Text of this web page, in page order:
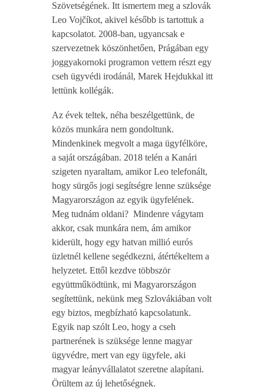
Szövetségének. Itt ismertem meg a szlovák
Leo Vojčíkot, akivel később is tartottuk a
kapcsolatot. 2008-ban, ugyancsak e
szervezetnek köszönhetően, Prágában egy
joggyakornoki programon vettem részt egy
cseh ügyvédi irodánál, Marek Hejdukkal itt
lettünk kollégák.
Az évek teltek, néha beszélgettünk, de
közös munkára nem gondoltunk.
Mindenkinek megvolt a maga ügyfélköre,
a saját országában. 2018 telén a Kanári
szigeten nyaraltam, amikor Leo telefonált,
hogy sürgős jogi segítségre lenne szüksége
Magyarországon az egyik ügyfelének.
Meg tudnám oldani? Mindenre vágytam
akkor, csak munkára nem, ám amikor
kiderült, hogy egy hatvan millió eurós
üzletnél kellene segédkezni, átértékeltem a
helyzetet. Ettől kezdve többször
együttműködtünk, mi Magyarországon
segítettünk, nekünk meg Szlovákiában volt
egy biztos, megbízható kapcsolatunk.
Egyik nap szólt Leo, hogy a cseh
partnerének is szüksége lenne magyar
ügyvédre, mert van egy ügyfele, aki
magyar leányvállalatot szeretne alapítani.
Örültem az új lehetőségnek.